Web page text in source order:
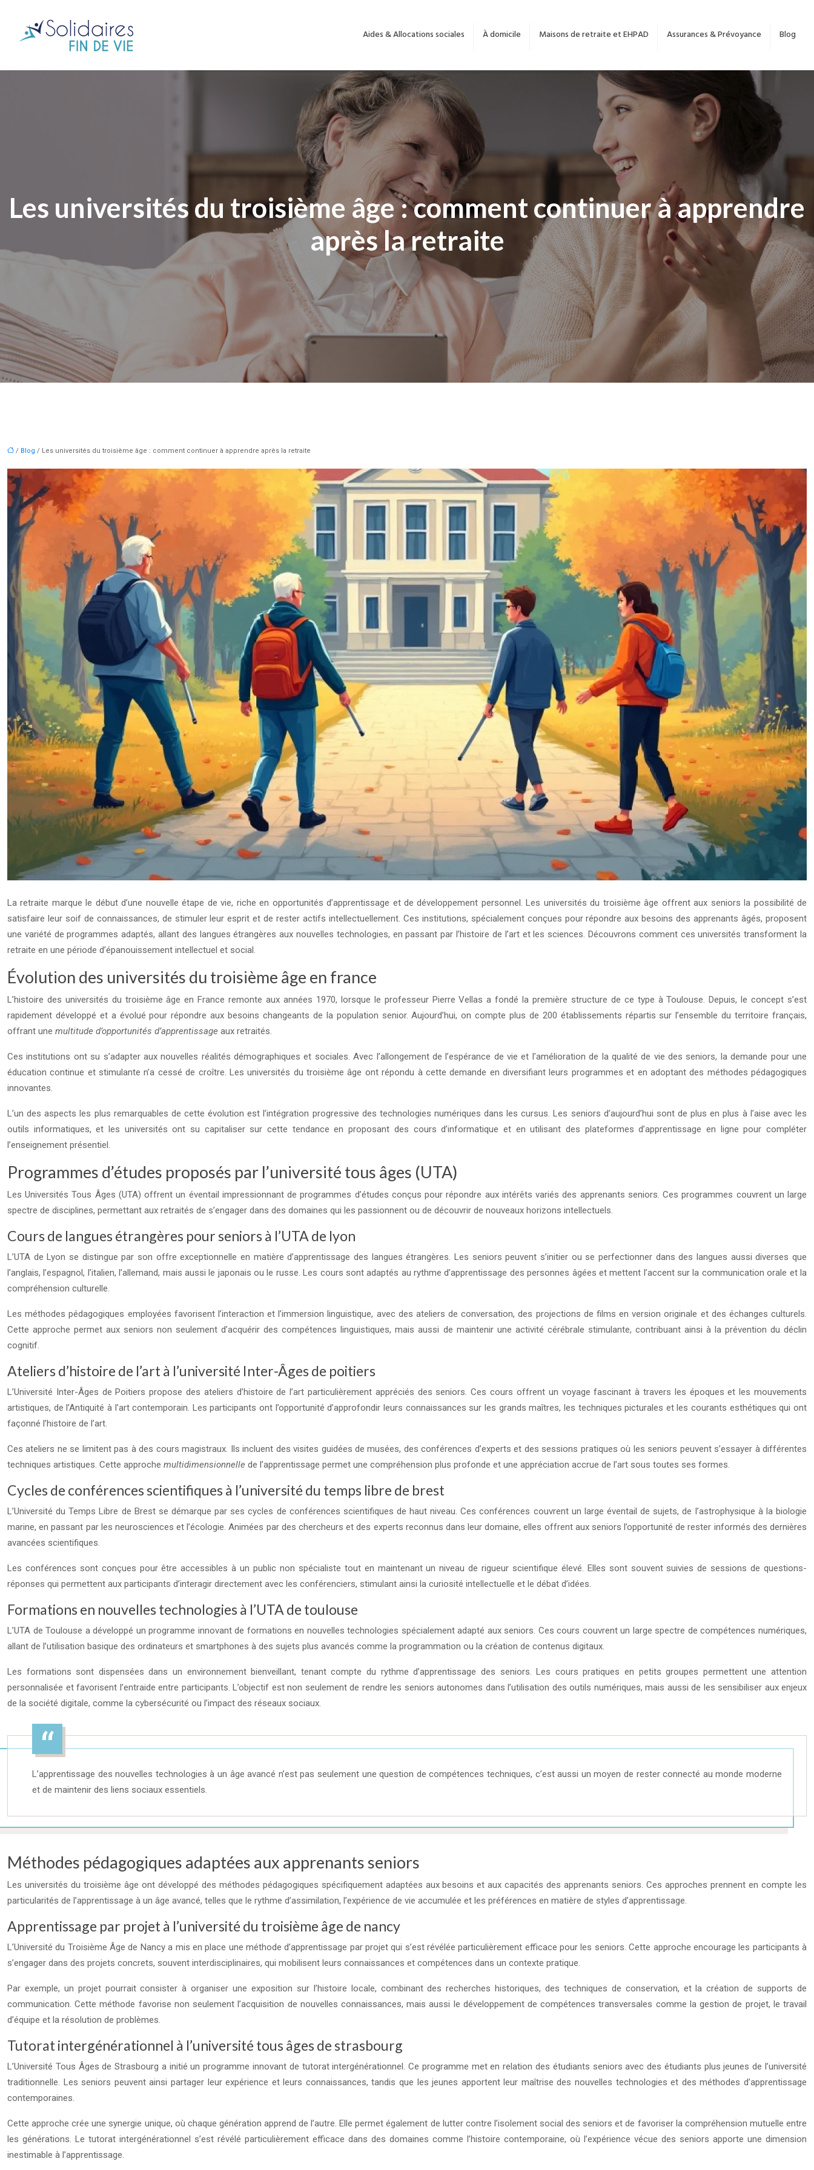
Aides & Allocations sociales À domicile Maisons de retraite et EHPAD Assurances & Prévoyance Blog
Les universités du troisième âge : comment continuer à apprendre
après la retraite
/ Blog / Les universités du troisième âge : comment continuer à apprendre après la retraite
La retraite marque le début d’une nouvelle étape de vie, riche en opportunités d’apprentissage et de développement personnel. Les universités du troisième âge offrent aux seniors la possibilité de
satisfaire leur soif de connaissances, de stimuler leur esprit et de rester actifs intellectuellement. Ces institutions, spécialement conçues pour répondre aux besoins des apprenants âgés, proposent
une variété de programmes adaptés, allant des langues étrangères aux nouvelles technologies, en passant par l’histoire de l’art et les sciences. Découvrons comment ces universités transforment la
retraite en une période d’épanouissement intellectuel et social.
Évolution des universités du troisième âge en france
L’histoire des universités du troisième âge en France remonte aux années 1970, lorsque le professeur Pierre Vellas a fondé la première structure de ce type à Toulouse. Depuis, le concept s’est
rapidement développé et a évolué pour répondre aux besoins changeants de la population senior. Aujourd’hui, on compte plus de 200 établissements répartis sur l’ensemble du territoire français,
offrant une multitude d’opportunités d’apprentissage aux retraités.
Ces institutions ont su s’adapter aux nouvelles réalités démographiques et sociales. Avec l’allongement de l’espérance de vie et l’amélioration de la qualité de vie des seniors, la demande pour une
éducation continue et stimulante n’a cessé de croître. Les universités du troisième âge ont répondu à cette demande en diversifiant leurs programmes et en adoptant des méthodes pédagogiques
innovantes.
L’un des aspects les plus remarquables de cette évolution est l’intégration progressive des technologies numériques dans les cursus. Les seniors d’aujourd’hui sont de plus en plus à l’aise avec les
outils informatiques, et les universités ont su capitaliser sur cette tendance en proposant des cours d’informatique et en utilisant des plateformes d’apprentissage en ligne pour compléter
l’enseignement présentiel.
Programmes d’études proposés par l’université tous âges (UTA)
Les Universités Tous Âges (UTA) offrent un éventail impressionnant de programmes d’études conçus pour répondre aux intérêts variés des apprenants seniors. Ces programmes couvrent un large
spectre de disciplines, permettant aux retraités de s’engager dans des domaines qui les passionnent ou de découvrir de nouveaux horizons intellectuels.
Cours de langues étrangères pour seniors à l’UTA de lyon
L’UTA de Lyon se distingue par son offre exceptionnelle en matière d’apprentissage des langues étrangères. Les seniors peuvent s’initier ou se perfectionner dans des langues aussi diverses que
l’anglais, l’espagnol, l’italien, l’allemand, mais aussi le japonais ou le russe. Les cours sont adaptés au rythme d’apprentissage des personnes âgées et mettent l’accent sur la communication orale et la
compréhension culturelle.
Les méthodes pédagogiques employées favorisent l’interaction et l’immersion linguistique, avec des ateliers de conversation, des projections de films en version originale et des échanges culturels.
Cette approche permet aux seniors non seulement d’acquérir des compétences linguistiques, mais aussi de maintenir une activité cérébrale stimulante, contribuant ainsi à la prévention du déclin
cognitif.
Ateliers d’histoire de l’art à l’université Inter-Âges de poitiers
L’Université Inter-Âges de Poitiers propose des ateliers d’histoire de l’art particulièrement appréciés des seniors. Ces cours offrent un voyage fascinant à travers les époques et les mouvements
artistiques, de l’Antiquité à l’art contemporain. Les participants ont l’opportunité d’approfondir leurs connaissances sur les grands maîtres, les techniques picturales et les courants esthétiques qui ont
façonné l’histoire de l’art.
Ces ateliers ne se limitent pas à des cours magistraux. Ils incluent des visites guidées de musées, des conférences d’experts et des sessions pratiques où les seniors peuvent s’essayer à différentes
techniques artistiques. Cette approche multidimensionnelle de l’apprentissage permet une compréhension plus profonde et une appréciation accrue de l’art sous toutes ses formes.
Cycles de conférences scientifiques à l’université du temps libre de brest
L’Université du Temps Libre de Brest se démarque par ses cycles de conférences scientifiques de haut niveau. Ces conférences couvrent un large éventail de sujets, de l’astrophysique à la biologie
marine, en passant par les neurosciences et l’écologie. Animées par des chercheurs et des experts reconnus dans leur domaine, elles offrent aux seniors l’opportunité de rester informés des dernières
avancées scientifiques.
Les conférences sont conçues pour être accessibles à un public non spécialiste tout en maintenant un niveau de rigueur scientifique élevé. Elles sont souvent suivies de sessions de questions-
réponses qui permettent aux participants d’interagir directement avec les conférenciers, stimulant ainsi la curiosité intellectuelle et le débat d’idées.
Formations en nouvelles technologies à l’UTA de toulouse
L’UTA de Toulouse a développé un programme innovant de formations en nouvelles technologies spécialement adapté aux seniors. Ces cours couvrent un large spectre de compétences numériques,
allant de l’utilisation basique des ordinateurs et smartphones à des sujets plus avancés comme la programmation ou la création de contenus digitaux.
Les formations sont dispensées dans un environnement bienveillant, tenant compte du rythme d’apprentissage des seniors. Les cours pratiques en petits groupes permettent une attention
personnalisée et favorisent l’entraide entre participants. L’objectif est non seulement de rendre les seniors autonomes dans l’utilisation des outils numériques, mais aussi de les sensibiliser aux enjeux
de la société digitale, comme la cybersécurité ou l’impact des réseaux sociaux.
L’apprentissage des nouvelles technologies à un âge avancé n’est pas seulement une question de compétences techniques, c’est aussi un moyen de rester connecté au monde moderne
et de maintenir des liens sociaux essentiels.
Méthodes pédagogiques adaptées aux apprenants seniors
Les universités du troisième âge ont développé des méthodes pédagogiques spécifiquement adaptées aux besoins et aux capacités des apprenants seniors. Ces approches prennent en compte les
particularités de l’apprentissage à un âge avancé, telles que le rythme d’assimilation, l’expérience de vie accumulée et les préférences en matière de styles d’apprentissage.
Apprentissage par projet à l’université du troisième âge de nancy
L’Université du Troisième Âge de Nancy a mis en place une méthode d’apprentissage par projet qui s’est révélée particulièrement efficace pour les seniors. Cette approche encourage les participants à
s’engager dans des projets concrets, souvent interdisciplinaires, qui mobilisent leurs connaissances et compétences dans un contexte pratique.
Par exemple, un projet pourrait consister à organiser une exposition sur l’histoire locale, combinant des recherches historiques, des techniques de conservation, et la création de supports de
communication. Cette méthode favorise non seulement l’acquisition de nouvelles connaissances, mais aussi le développement de compétences transversales comme la gestion de projet, le travail
d’équipe et la résolution de problèmes.
Tutorat intergénérationnel à l’université tous âges de strasbourg
L’Université Tous Âges de Strasbourg a initié un programme innovant de tutorat intergénérationnel. Ce programme met en relation des étudiants seniors avec des étudiants plus jeunes de l’université
traditionnelle. Les seniors peuvent ainsi partager leur expérience et leurs connaissances, tandis que les jeunes apportent leur maîtrise des nouvelles technologies et des méthodes d’apprentissage
contemporaines.
Cette approche crée une synergie unique, où chaque génération apprend de l’autre. Elle permet également de lutter contre l’isolement social des seniors et de favoriser la compréhension mutuelle entre
les générations. Le tutorat intergénérationnel s’est révélé particulièrement efficace dans des domaines comme l’histoire contemporaine, où l’expérience vécue des seniors apporte une dimension
inestimable à l’apprentissage.